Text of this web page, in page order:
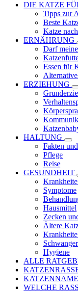
DIE KATZE
Tipps zur
Beste
Katze
ERNÄHRUNG
Darf
Essen für
ERZIEHUNG
HALTUNG
Fakten
Pflege
Reise
GESUNDHEIT
Symptome
Hausmittel
Zecken
Ältere
Hygiene
ALLE
WELCHE